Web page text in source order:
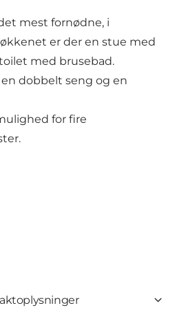
mest fornødne, i
er der en stue med
med brusebad.
dobbelt seng og en
for fire